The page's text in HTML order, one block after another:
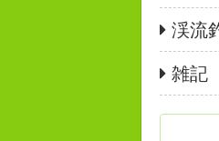
渓流
雑記